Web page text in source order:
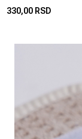
330,00 RSD